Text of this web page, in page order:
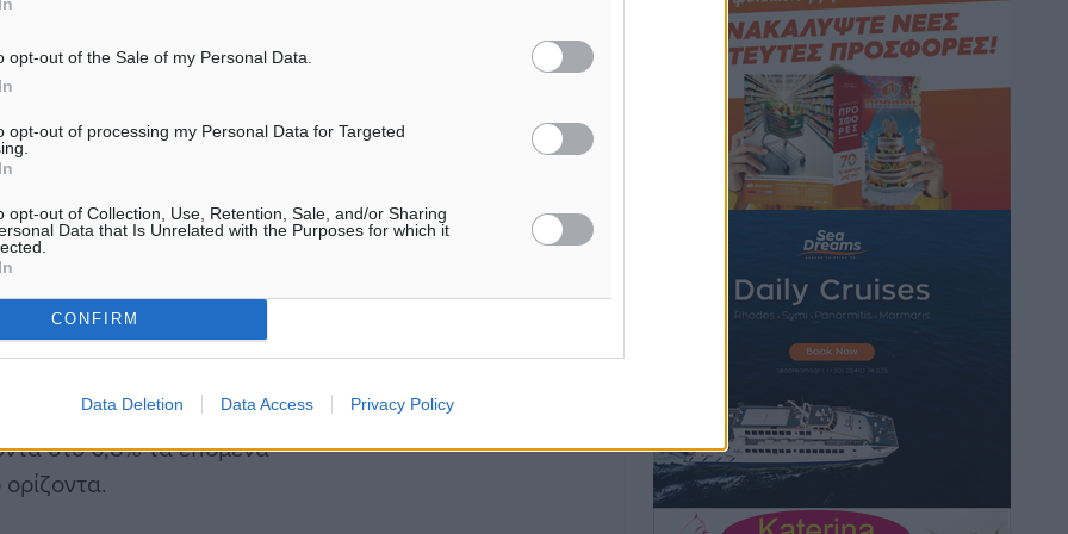
opt-out of the Sale of my Personal Data.
opt-out of processing my Personal Data for Targeted
opt-out of Collection, Use, Retention, Sale, and/or Sharing
Data that Is Unrelated with the Purposes for which it
CONFIRM
Data Deletion Data Access Privacy Policy
βίωσε μια
αλλά εκτιμά ότι αυτή δεν
Παρά την υψηλή
η Ελλάδα
του 2000, κάτι που
μετανάστες. Όπως
δύναμης, το
96% του κοινοτικού
είχε πέσει στο 69%
μετανάστευση προς
στο 0,8% τα επόμενα
Καιρός: Επιμένουν οι υψηλές
θερμοκρασίες – Ισχυρά μελτέμια έως 9
μποφόρ, σε «Red Code» 6 περιοχές
Τοπικές Ειδήσεις• πριν 5 ώρες
Τα φοιτητικά ενοίκια «τινάζουν στον
αέρα» τους οικογενειακούς
προϋπολογισμούς
πριν 5 ώρες
Δύο νέοι ξενώνες παραδόθηκαν στις
Ένοπλες Δυνάμεις στη νήσο Ρω
Τοπικές Ειδήσεις• πριν 5 ώρες
Συνεχίζεται η έξοδος του Αυγούστου –
μόνο από τον Πειραιά